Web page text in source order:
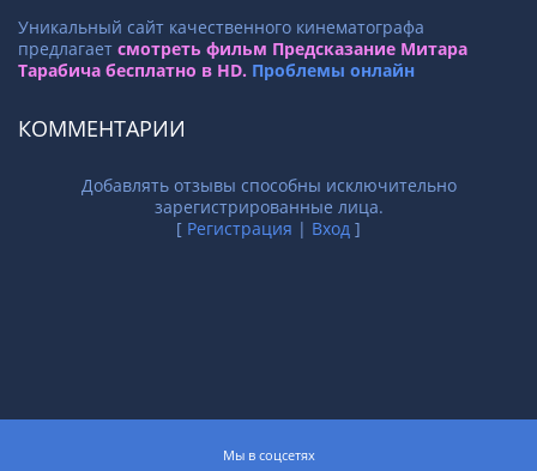
Уникальный сайт качественного кинематографа
предлагает смотреть фильм Предсказание Митара
Тарабича бесплатно в HD. Проблемы онлайн
КОММЕНТАРИИ
Добавлять отзывы способны исключительно
зарегистрированные лица.
[ Регистрация | Вход ]
Мы в соцсетях